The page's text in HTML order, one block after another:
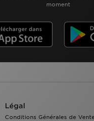
moment
Légal
Conditions Générales de